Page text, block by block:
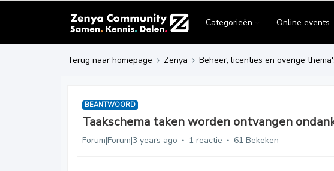
Categorieën Online events
Terug naar homepage Zenya Beheer, licenties en overige
BEANTWOORD
Taakschema taken worden ontvangen
Forum|Forum|3 years ago 1 reactie 61 Bekeken